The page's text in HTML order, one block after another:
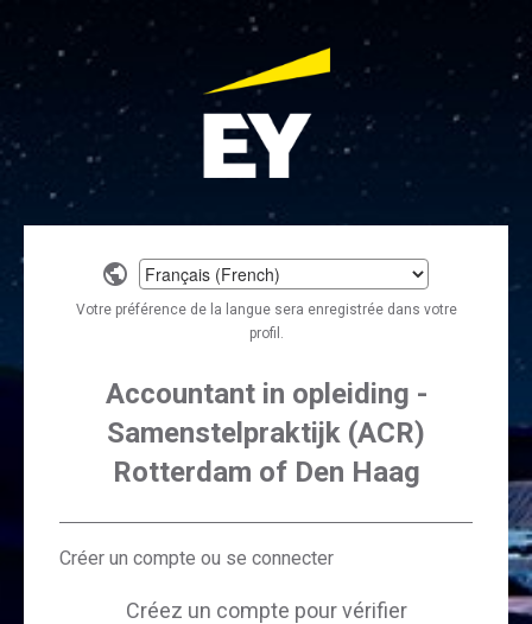
Select
a
language
Votre préférence de la langue sera enregistrée dans votre
profil.
Accountant in opleiding -
Samenstelpraktijk (ACR)
Rotterdam of Den Haag
Créer un compte ou se connecter
Créez un compte pour vérifier